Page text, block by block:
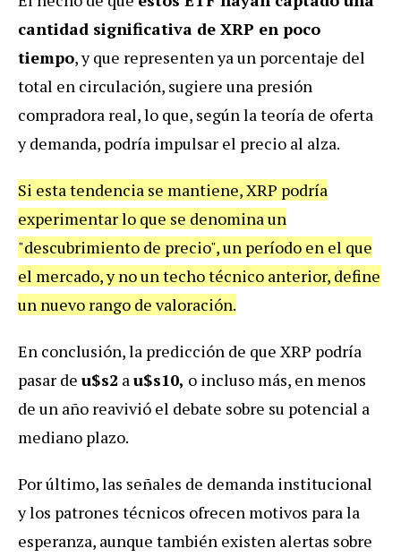
cantidad significativa de XRP en poco
tiempo, y que representen ya un porcentaje del
total en circulación, sugiere una presión
compradora real, lo que, según la teoría de oferta
y demanda, podría impulsar el precio al alza.
Si esta tendencia se mantiene, XRP podría
experimentar lo que se denomina un
"descubrimiento de precio", un período en el que
el mercado, y no un techo técnico anterior, define
un nuevo rango de valoración.
En conclusión, la predicción de que XRP podría
pasar de u$s2 au$s10, o incluso más, en menos
de un año reavivió el debate sobre su potencial a
mediano plazo.
Por último, las señales de demanda institucional
y los patrones técnicos ofrecen motivos para la
esperanza, aunque también existen alertas sobre